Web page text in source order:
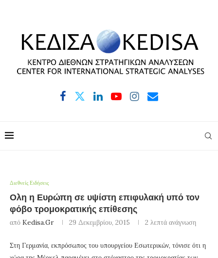
Διεθνείς Ειδήσεις
Ολη η Ευρώπη σε υψίστη επιφυλακή υπό τον
φόβο τρομοκρατικής επίθεσης
από Kedisa.gr 29 Δεκεμβρίου, 2015 2 λεπτά ανάγνωση
Στη Γερμανία, εκπρόσωπος του υπουργείου Εσωτερικών, τόνισε ότι η